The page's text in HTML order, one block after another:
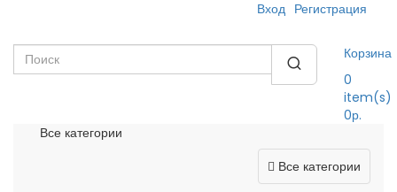
Вход Регистрация
Корзина
0
item(s)
0р.
Все категории
Все категории